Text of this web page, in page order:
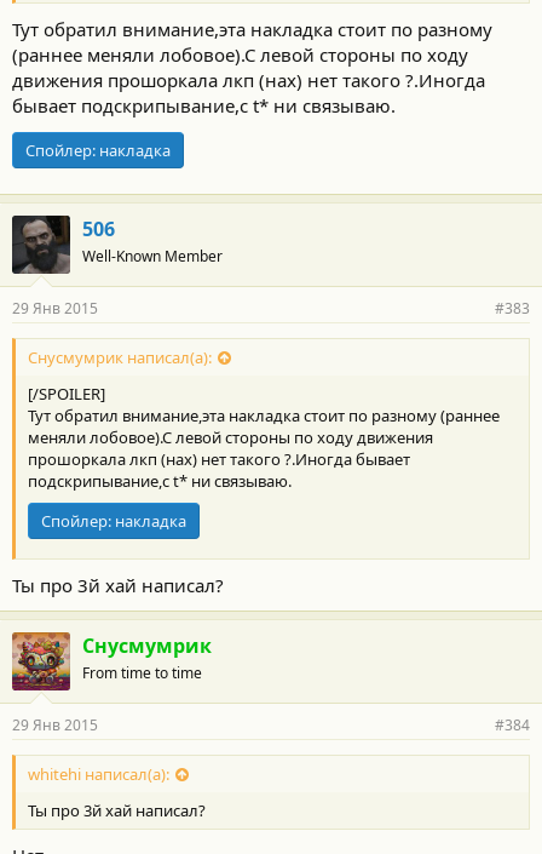
Тут обратил внимание,эта накладка стоит по разному
(раннее меняли лобовое).С левой стороны по ходу
движения прошоркала лкп (нах) нет такого ?.Иногда
бывает подскрипывание,с t* ни связываю.
Спойлер: накладка
506
Well-Known Member
29 Янв 2015 #383
Снусмумрик написал(а):
[/SPOILER]
Тут обратил внимание,эта накладка стоит по разному (раннее
меняли лобовое).С левой стороны по ходу движения
прошоркала лкп (нах) нет такого ?.Иногда бывает
подскрипывание,с t* ни связываю.
Спойлер: накладка
Ты про 3й хай написал?
Снусмумрик
From time to time
29 Янв 2015 #384
whitehi написал(а):
Ты про 3й хай написал?